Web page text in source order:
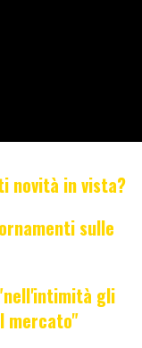
novità in vista?
sulle
gli
mercato"